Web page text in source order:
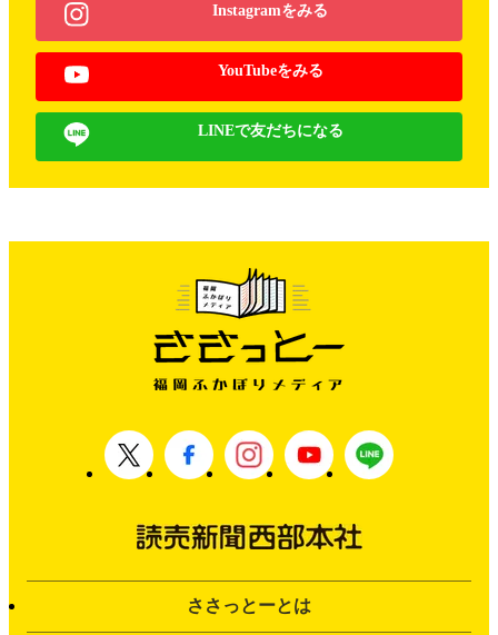
Instagramをみる
YouTubeをみる
LINEで友だちになる
ささっとーとは